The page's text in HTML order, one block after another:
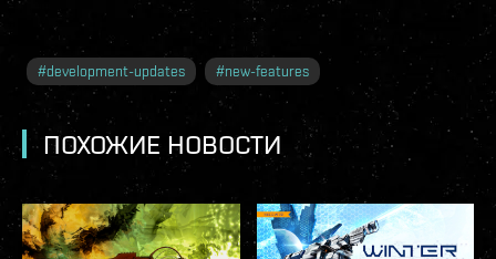
#development-updates #new-features
ПОХОЖИЕ НОВОСТИ